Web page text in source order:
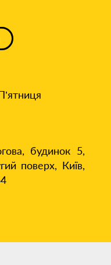
будинок 5,
поверх, Київ,